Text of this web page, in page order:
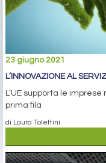
23 giugno 2021
L’INNOVAZIONE AL
L’UE supporta le
prima fila
di Laura Tolettini